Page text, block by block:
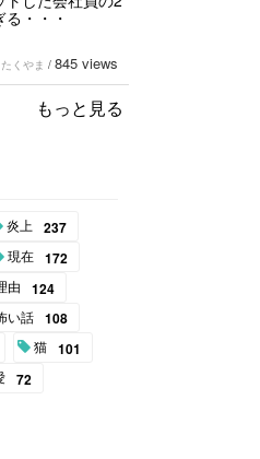
・・・
たくやま / 845 views
もっと見る
炎上 237
現在 172
由 124
い話 108
猫 101
72